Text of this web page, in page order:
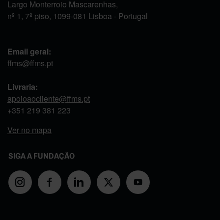
Largo Monterroio Mascarenhas,
nº 1, 7º piso, 1099-081 Lisboa - Portugal
Email geral:
ffms@ffms.pt
Livraria:
apoioaocliente@ffms.pt
+351 219 381 223
Ver no mapa
SIGA A FUNDAÇÃO